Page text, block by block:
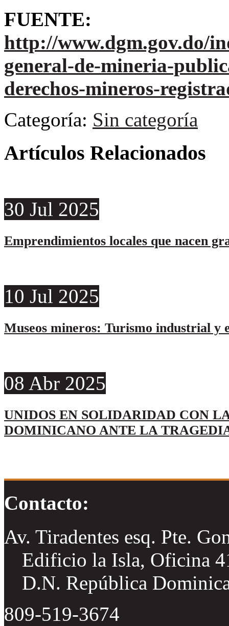
FUENTE:
http://www.dgm.gov.do/
general-de-mineria-
derechos-mineros-
Categoría: Sin categoría
Artículos Relacionados
30 Jul 2025
Emprendimientos locales que nacen
10 Jul 2025
Museos mineros: Turismo industrial y
08 Abr 2025
UNIDOS EN SOLIDARIDAD CON
DOMINICANO ANTE LA
Contacto:
Av. Tiradentes esq. Pte.
Edificio la Isla, Oficina
D.N. República
809-519-3674